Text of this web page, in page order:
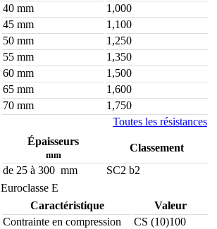
40 mm
1,000
45 mm
1,100
50 mm
1,250
55 mm
1,350
60 mm
1,500
65 mm
1,600
70 mm
1,750
Toutes les résistances
Épaisseurs
mm
Classement
de 25 à 300 mm
SC2 b2
Euroclasse E
Caractéristique
Valeur
Contrainte en compression
CS (10)100